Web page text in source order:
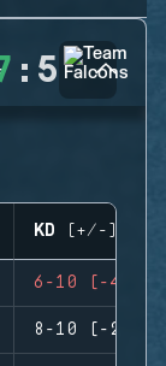
: 5
KD (+/-)
6-10 (-4)
8-10 (-2)